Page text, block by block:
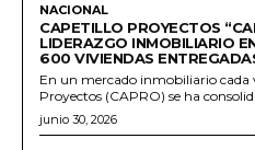
NACIONAL
CAPETILLO PROYECTOS
LIDERAZGO INMOBILIARIO
600 VIVIENDAS
En un mercado inmobiliario
Proyectos (CAPRO) se ha
junio 30, 2026